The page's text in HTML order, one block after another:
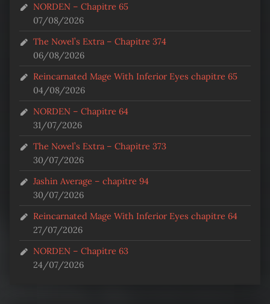
NORDEN – Chapitre 65
07/08/2026
The Novel’s Extra – Chapitre 374
06/08/2026
Reincarnated Mage With Inferior Eyes chapitre 65
04/08/2026
NORDEN – Chapitre 64
31/07/2026
The Novel’s Extra – Chapitre 373
30/07/2026
Jashin Average – chapitre 94
30/07/2026
Reincarnated Mage With Inferior Eyes chapitre 64
27/07/2026
NORDEN – Chapitre 63
24/07/2026